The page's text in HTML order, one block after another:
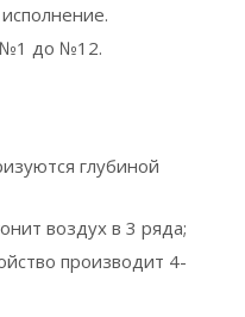
№1 до №12.
глубиной
воздух в 3 ряда;
производит 4-